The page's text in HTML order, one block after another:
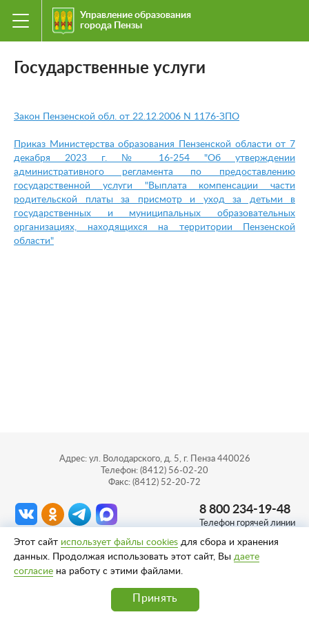
Управление образования
города Пензы
Государственные услуги
Закон Пензенской обл. от 22.12.2006 N 1176-ЗПО
Приказ Министерства образования Пензенской области от 7
декабря 2023 г. № 16-254 "Об утверждении
административного регламента по предоставлению
государственной услуги "Выплата компенсации части
родительской платы за присмотр и уход за детьми в
государственных и муниципальных образовательных
организациях, находящихся на территории Пензенской
области"
Адрес: ул. Володарского, д. 5, г. Пенза 440026
Телефон: (8412) 56-02-20
Факс: (8412) 52-20-72
8 800 234-19-48
Телефон горячей линии
Сделано вПенза-Онлайн
Согласие на обработку персональных данных
Этот сайт использует файлы cookies для сбора и хранения
данных. Продолжая использовать этот сайт, Вы даете
согласие на работу с этими файлами.
Принять